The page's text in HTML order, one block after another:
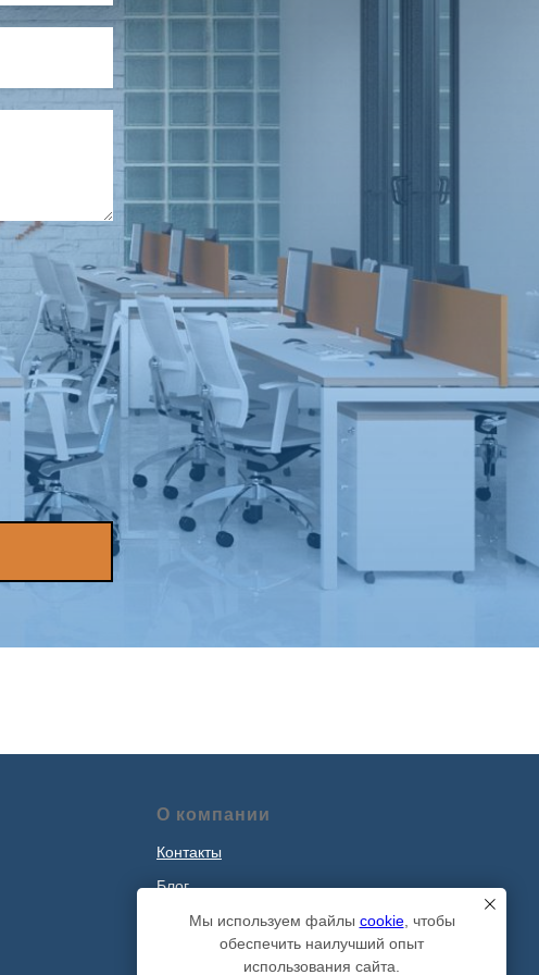
Мы используем файлы cookie, чтобы
обеспечить наилучший опыт
использования сайта.
О компании
Контакты
Блог
Наши проекты
Политика обработки персональных